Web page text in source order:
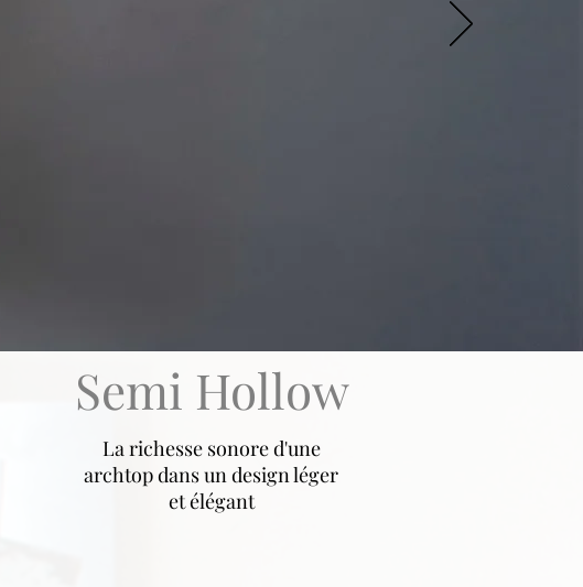
Semi Hollow
La richesse sonore d'une
archtop dans un design léger
et élégant